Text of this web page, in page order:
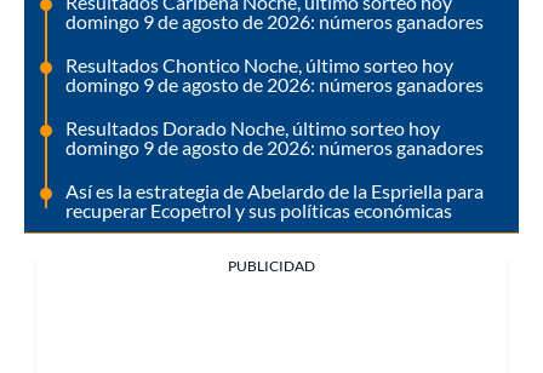
domingo 9 de agosto de 2026: números ganadores
Resultados Chontico Noche, último sorteo hoy
domingo 9 de agosto de 2026: números ganadores
Resultados Dorado Noche, último sorteo hoy
domingo 9 de agosto de 2026: números ganadores
Así es la estrategia de Abelardo de la Espriella para
recuperar Ecopetrol y sus políticas económicas
PUBLICIDAD